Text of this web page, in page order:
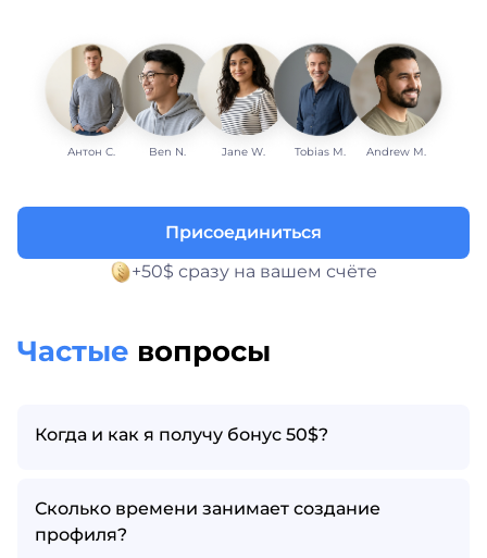
Антон С. Ben N. Jane W. Tobias M. Andrew M.
Присоединиться
+50$ сразу на вашем счёте
Частые вопросы
Когда и как я получу бонус 50$?
Сколько времени занимает создание
профиля?